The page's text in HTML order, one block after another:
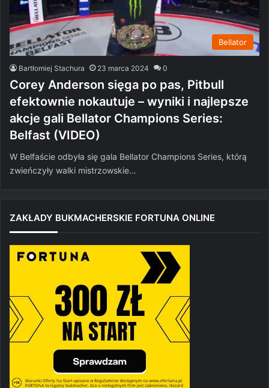
Bellator
Bartłomiej Stachura 23 marca 2024 0
Corey Anderson sięga po pas, Pitbull
efektownie nokautuje – wyniki i najlepsze
akcje gali Bellator Champions Series:
Belfast (VIDEO)
W Belfaście odbyła się gala Bellator Champions Series, którą
zwieńczyły walki mistrzowskie…
ZAKŁADY BUKMACHERSKIE FORTUNA ONLINE